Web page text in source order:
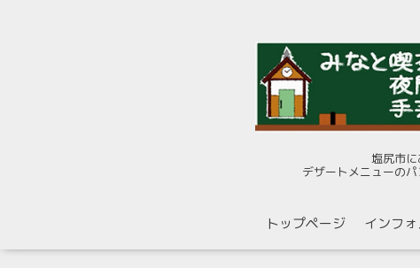
塩尻市
デザートメニューの
トップページ インフ